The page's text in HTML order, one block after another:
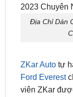
Địa Chỉ Dán
ZKar Autotự
Ford Everest
viên ZKar